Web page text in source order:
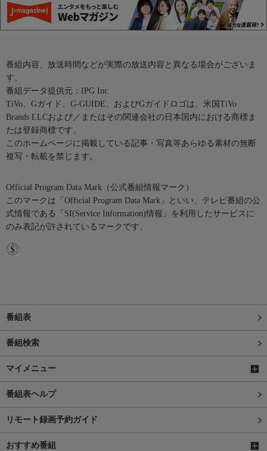
番組内容、放送時間などが実際の放送内容と異なる場合がございま
す。
番組データ提供元：IPG Inc.
TiVo、Gガイド、G-GUIDE、およびGガイドロゴは、米国TiVo
Brands LLCおよび／またはその関連会社の日本国内における商標ま
たは登録商標です。
このホームページに掲載している記事・写真等あらゆる素材の無断
複写・転載を禁じます。
Official Program Data Mark（公式番組情報マーク）
このマークは「Official Program Data Mark」といい、テレビ番組の公
式情報である「SI(Service Information)情報」を利用したサービスに
のみ表記が許されているマークです。
番組表
番組検索
マイメニュー
番組表ヘルプ
リモート録画予約ガイド
おすすめ番組